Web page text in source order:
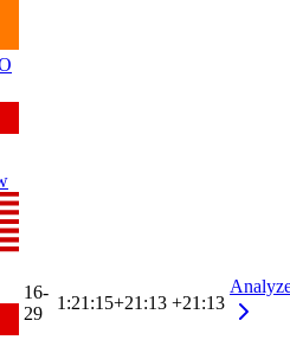
16-
29
1:21:15+21:13 +21:13